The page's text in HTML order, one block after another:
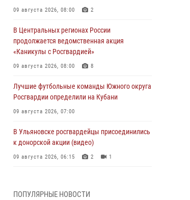
09 августа 2026, 08:00 2
В Центральных регионах России
продолжается ведомственная акция
«Каникулы с Росгвардией»
09 августа 2026, 08:00 8
Лучшие футбольные команды Южного округа
Росгвардии определили на Кубани
09 августа 2026, 07:00
В Ульяновске росгвардейцы присоединились
к донорской акции (видео)
09 августа 2026, 06:15 2 1
ПОПУЛЯРНЫЕ НОВОСТИ